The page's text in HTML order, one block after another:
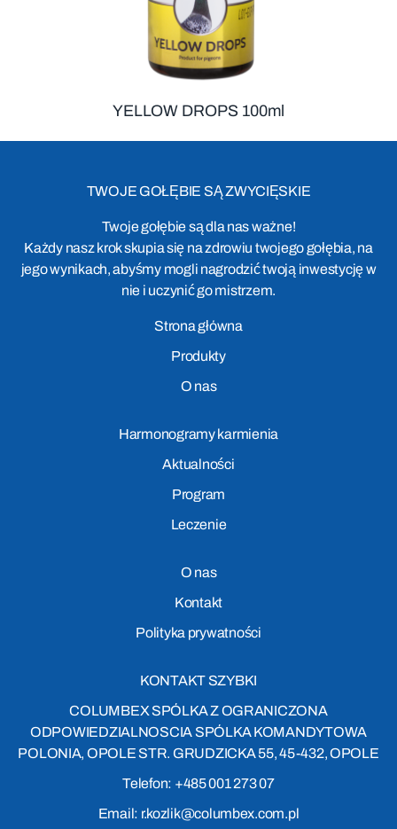
YELLOW DROPS 100ml
TWOJE GOŁĘBIE SĄ ZWYCIĘSKIE
Twoje gołębie są dla nas ważne!
Każdy nasz krok skupia się na zdrowiu twojego gołębia, na
jego wynikach, abyśmy mogli nagrodzić twoją inwestycję w
nie i uczynić go mistrzem.
Strona główna
Produkty
O nas
Harmonogramy karmienia
Aktualności
Program
Leczenie
O nas
Kontakt
Polityka prywatności
KONTAKT SZYBKI
COLUMBEX SPÓLKA Z OGRANICZONA
ODPOWIEDZIALNOSCIA SPÓLKA KOMANDYTOWA
POLONIA, OPOLE STR. GRUDZICKA 55, 45-432, OPOLE
Telefon: +485 001 273 07
Email: r.kozlik@columbex.com.pl